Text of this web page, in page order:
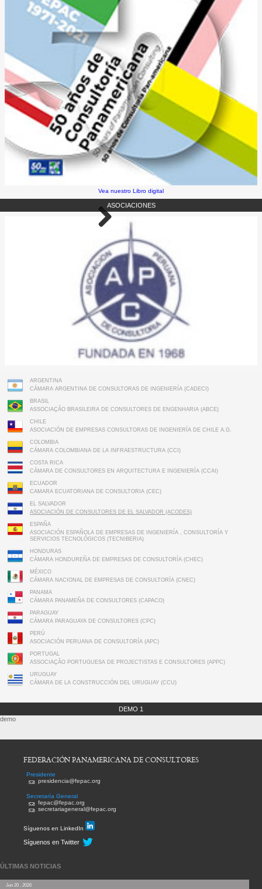
Vea nuestro Libro digital
ASOCIACIONES
ARGENTINA
CÁMARA ARGENTINA DE CONSULTORAS DE INGENIERÍA (CADECI)
BRASIL
ASSOCIAÇÃO BRASILEIRA DE CONSULTORES DE ENGENHARIA (ABCE)
CHILE
ASOCIACIÓN DE EMPRESAS CONSULTORAS DE INGENIERÍA DE CHILE A.G.
COLOMBIA
CÁMARA COLOMBIANA DE LA INFRAESTRUCTURA (CCI)
COSTA RICA
CÁMARA DE CONSULTORES EN ARQUITECTURA E INGENIERÍA (CCAI)
ECUADOR
CAMARA ECUATORIANA DE CONSULTORIA (CEC)
EL SALVADOR
ASOCIACIÓN DE CONSULTORES DE EL SALVADOR (ACODES)
ESPAÑA
ASOCIACIÓN ESPAÑOLA DE EMPRESAS DE INGENIERÍA , CONSULTORÍA Y
SERVICIOS TECNOLÓGICOS (TECNIBERIA)
HONDURAS
CÁMARA HONDUREÑA DE EMPRESAS DE CONSULTORÍA (CHEC)
MÉXICO
CÁMARA NACIONAL DE EMPRESAS DE CONSULTORÍA (CNEC)
PANAMA
CÁMARA PANAMEÑA DE CONSULTORES (CAPACO)
PARAGUAY
CÁMARA PARAGUAYA DE CONSULTORES (CPC)
PERÚ
ASOCIACIÓN PERUANA DE CONSULTORÍA (APC)
PORTUGAL
ASSOCIAÇÃO PORTUGUESA DE PROJECTISTAS E CONSULTORES (APPC)
URUGUAY
CÁMARA DE LA CONSTRUCCIÓN DEL URUGUAY (CCU)
DEMO 1
demo
FEDERACIÓN PANAMERICANA DE CONSULTORES
Presidente
presidencia@fepac.org
Secretaría General
fepac@fepac.org
secretariageneral@fepac.org
Síguenos en LinkedIn
Síguenos en Twitter
ÚLTIMAS NOTICIAS
Jun 20 , 2026